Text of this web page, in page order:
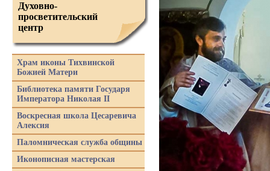
Духовно-
просветительский
центр
Храм иконы Тихвинской
Божией Матери
Библиотека памяти Государя
Императора Николая II
Воскресная школа Цесаревича
Алексия
Паломническая служба общины
Иконописная мастерская